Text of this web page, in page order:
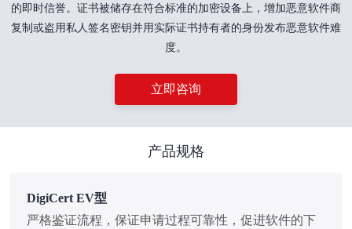
的即时信誉。证书被储存在符合标准的加密设备上，增加恶意软件商
复制或盗用私人签名密钥并用实际证书持有者的身份发布恶意软件难
度。
立即咨询
产品规格
DigiCert EV型
严格鉴证流程，保证申请过程可靠性，促进软件的下